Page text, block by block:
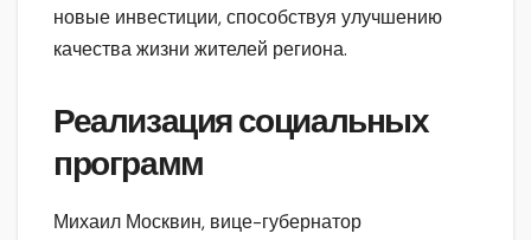
новые инвестиции, способствуя улучшению
качества жизни жителей региона.
Реализация социальных
программ
Михаил Москвин, вице-губернатор